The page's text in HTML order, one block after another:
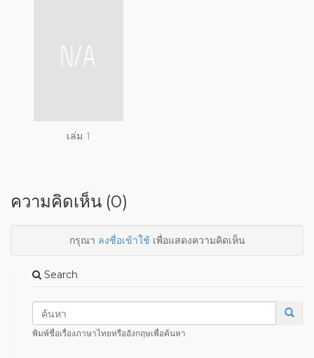
เล่ม 1
ความคิดเห็น (0)
กรุณา ลงชื่อเข้าใช้เพื่อแสดงความคิดเห็น
Search
พิมพ์ชื่อเรื่องภาษาไทยหรืออังกฤษเพื่อค้นหา